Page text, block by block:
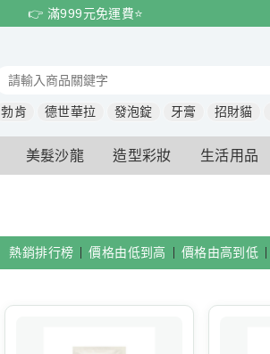
👉 滿999元免運費⭐️
勃肯 德世華拉 發泡錠 牙膏 招財貓
美髮沙龍 造型彩妝 生活用品
熱銷排行榜 價格由低到高 價格由高到低